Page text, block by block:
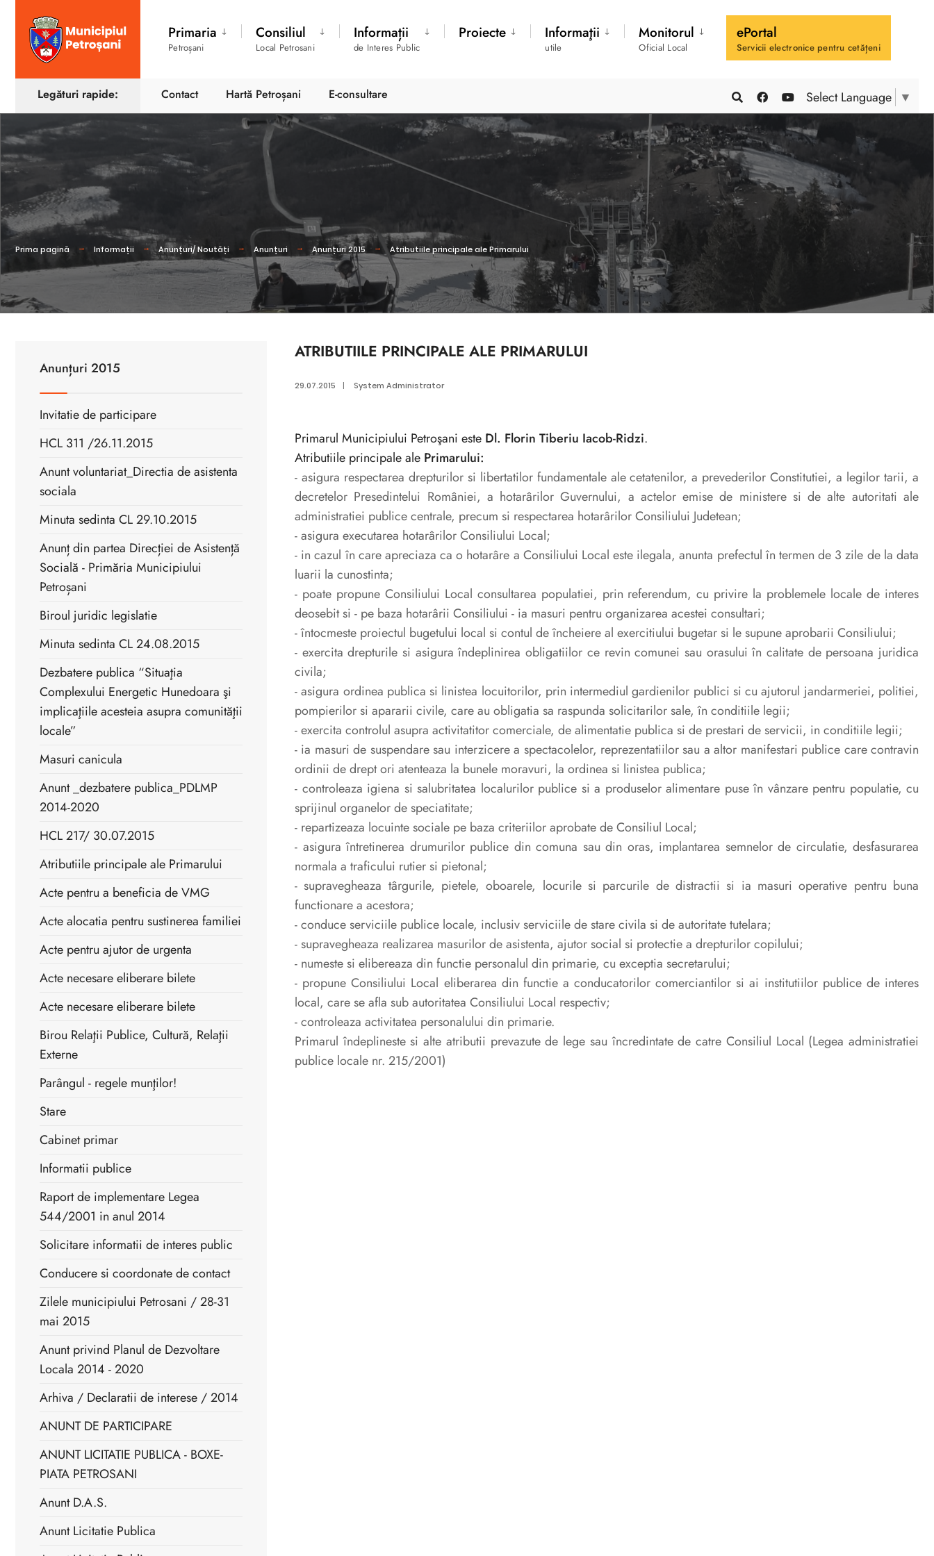
Primaria
Petroșani
Consiliul
Local Petrosani
Informații
de Interes Public
Proiecte Informaţii
utile
Monitorul
Oficial Local
ePortal
Servicii electronice pentru cetățeni
Select Language ▼
Legături rapide: Contact Hartă Petroșani E-consultare
Prima pagină Informații Anunțuri/ Noutăți Anunțuri Anunțuri 2015 Atributiile principale ale Primarului
ATRIBUTIILE PRINCIPALE ALE PRIMARULUI
29.07.2015 | System Administrator
Primarul Municipiului Petroşani este Dl. Florin Tiberiu Iacob-Ridzi.
Atributiile principale ale Primarului:
- asigura respectarea drepturilor si libertatilor fundamentale ale cetatenilor, a prevederilor Constitutiei, a legilor tarii, a
decretelor Presedintelui României, a hotarârilor Guvernului, a actelor emise de ministere si de alte autoritati ale
administratiei publice centrale, precum si respectarea hotarârilor Consiliului Judetean;
- asigura executarea hotarârilor Consiliului Local;
- in cazul în care apreciaza ca o hotarâre a Consiliului Local este ilegala, anunta prefectul în termen de 3 zile de la data
luarii la cunostinta;
- poate propune Consiliului Local consultarea populatiei, prin referendum, cu privire la problemele locale de interes
deosebit si - pe baza hotarârii Consiliului - ia masuri pentru organizarea acestei consultari;
- întocmeste proiectul bugetului local si contul de încheiere al exercitiului bugetar si le supune aprobarii Consiliului;
- exercita drepturile si asigura îndeplinirea obligatiilor ce revin comunei sau orasului în calitate de persoana juridica
civila;
- asigura ordinea publica si linistea locuitorilor, prin intermediul gardienilor publici si cu ajutorul jandarmeriei, politiei,
pompierilor si apararii civile, care au obligatia sa raspunda solicitarilor sale, în conditiile legii;
- exercita controlul asupra activitatitor comerciale, de alimentatie publica si de prestari de servicii, in conditiile legii;
- ia masuri de suspendare sau interzicere a spectacolelor, reprezentatiilor sau a altor manifestari publice care contravin
ordinii de drept ori atenteaza la bunele moravuri, la ordinea si linistea publica;
- controleaza igiena si salubritatea localurilor publice si a produselor alimentare puse în vânzare pentru populatie, cu
sprijinul organelor de speciatitate;
- repartizeaza locuinte sociale pe baza criteriilor aprobate de Consiliul Local;
- asigura întretinerea drumurilor publice din comuna sau din oras, implantarea semnelor de circulatie, desfasurarea
normala a traficului rutier si pietonal;
- supravegheaza târgurile, pietele, oboarele, locurile si parcurile de distractii si ia masuri operative pentru buna
functionare a acestora;
- conduce serviciile publice locale, inclusiv serviciile de stare civila si de autoritate tutelara;
- supravegheaza realizarea masurilor de asistenta, ajutor social si protectie a drepturilor copilului;
- numeste si elibereaza din functie personalul din primarie, cu exceptia secretarului;
- propune Consiliului Local eliberarea din functie a conducatorilor comerciantilor si ai institutiilor publice de interes
local, care se afla sub autoritatea Consiliului Local respectiv;
- controleaza activitatea personalului din primarie.
Primarul îndeplineste si alte atributii prevazute de lege sau încredintate de catre Consiliul Local (Legea administratiei
publice locale nr. 215/2001)
Anunțuri 2015
Invitatie de participare
HCL 311 /26.11.2015
Anunt voluntariat_Directia de asistenta
sociala
Minuta sedinta CL 29.10.2015
Anunț din partea Direcției de Asistență
Socială - Primăria Municipiului
Petroșani
Biroul juridic legislatie
Minuta sedinta CL 24.08.2015
Dezbatere publica “Situaţia
Complexului Energetic Hunedoara şi
implicaţiile acesteia asupra comunităţii
locale”
Masuri canicula
Anunt _dezbatere publica_PDLMP
2014-2020
HCL 217/ 30.07.2015
Atributiile principale ale Primarului
Acte pentru a beneficia de VMG
Acte alocatia pentru sustinerea familiei
Acte pentru ajutor de urgenta
Acte necesare eliberare bilete
Acte necesare eliberare bilete
Birou Relaţii Publice, Cultură, Relaţii
Externe
Parângul - regele munţilor!
Stare
Cabinet primar
Informatii publice
Raport de implementare Legea
544/2001 in anul 2014
Solicitare informatii de interes public
Conducere si coordonate de contact
Zilele municipiului Petrosani / 28-31
mai 2015
Anunt privind Planul de Dezvoltare
Locala 2014 - 2020
Arhiva / Declaratii de interese / 2014
ANUNT DE PARTICIPARE
ANUNT LICITATIE PUBLICA - BOXE-
PIATA PETROSANI
Anunt D.A.S.
Anunt Licitatie Publica